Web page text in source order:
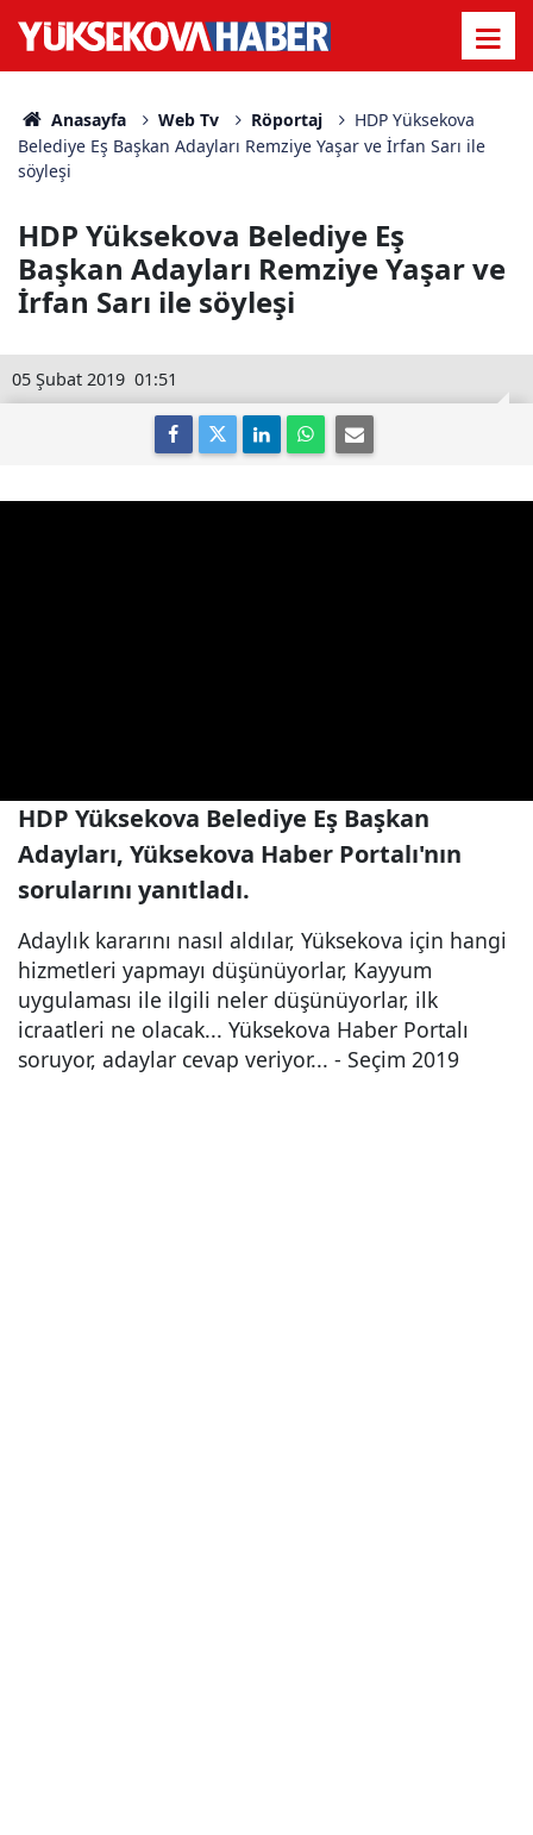
Anasayfa Web Tv Röportaj
HDP Yüksekova
Belediye Eş Başkan Adayları Remziye Yaşar ve İrfan Sarı ile
söyleşi
HDP Yüksekova Belediye Eş
Başkan Adayları Remziye Yaşar ve
İrfan Sarı ile söyleşi
01:51
05 Şubat 2019
HDP Yüksekova Belediye Eş Başkan
Adayları, Yüksekova Haber Portalı'nın
sorularını yanıtladı.
Adaylık kararını nasıl aldılar, Yüksekova için hangi
hizmetleri yapmayı düşünüyorlar, Kayyum
uygulaması ile ilgili neler düşünüyorlar, ilk
icraatleri ne olacak... Yüksekova Haber Portalı
soruyor, adaylar cevap veriyor... - Seçim 2019